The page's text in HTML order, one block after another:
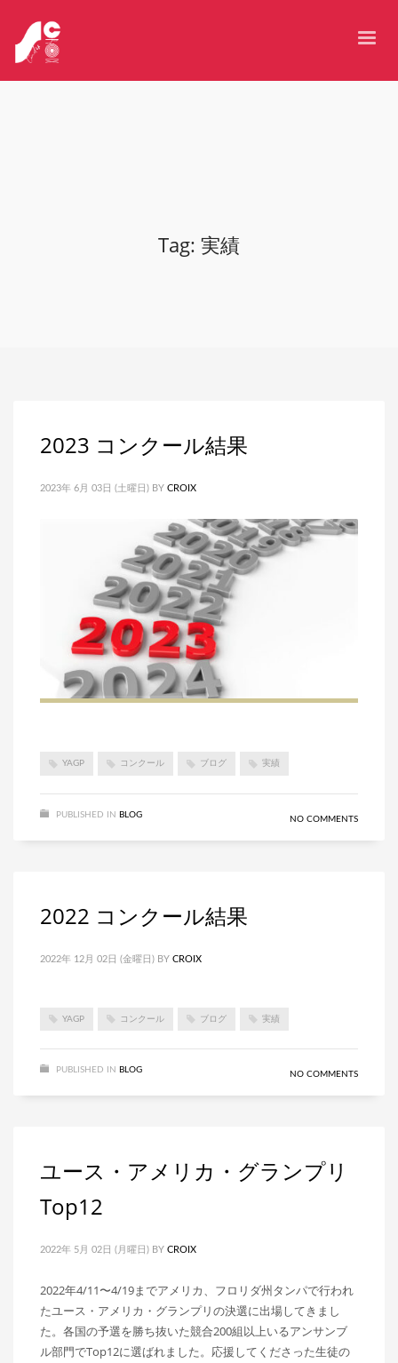
Tag: 実績
2023 コンクール結果
2023年 6月 03日 (土曜日) BY CROIX
YAGP コンクール ブログ 実績
PUBLISHED IN BLOG NO COMMENTS
2022 コンクール結果
2022年 12月 02日 (金曜日) BY CROIX
YAGP コンクール ブログ 実績
PUBLISHED IN BLOG NO COMMENTS
ユース・アメリカ・グランプリ
Top12
2022年 5月 02日 (月曜日) BY CROIX
2022年4/11〜4/19までアメリカ、フロリダ州タンパで行われ
たユース・アメリカ・グランプリの決選に出場してきまし
た。各国の予選を勝ち抜いた競合200組以上いるアンサンブ
ル部門でTop12に選ばれました。応援してくださった生徒の